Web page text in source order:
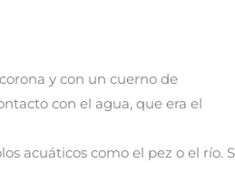
y con un cuerno de
con el agua, que era el
acuáticos como el pez o el río.